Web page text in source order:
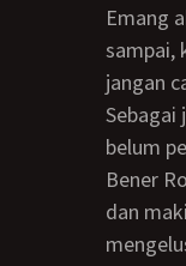
Emang aku gak ngajak di sini. Di situ kan ada hotel, jalan kaki sepuluh menit juga
sampai,
jangan
Sebagai jawaban, Robby mengangsurkan bibirnya ke bibirku sambil bertanya, Beneran
belum
Bener Rob ngapain aku bohong.. sahutku sambil membiarkan bibirnya makin dekat
dan